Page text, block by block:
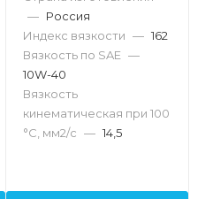
— Россия
Индекс вязкости — 162
Вязкость по SAE —
10W-40
Вязкость
кинематическая при 100
°С, мм2/с — 14,5